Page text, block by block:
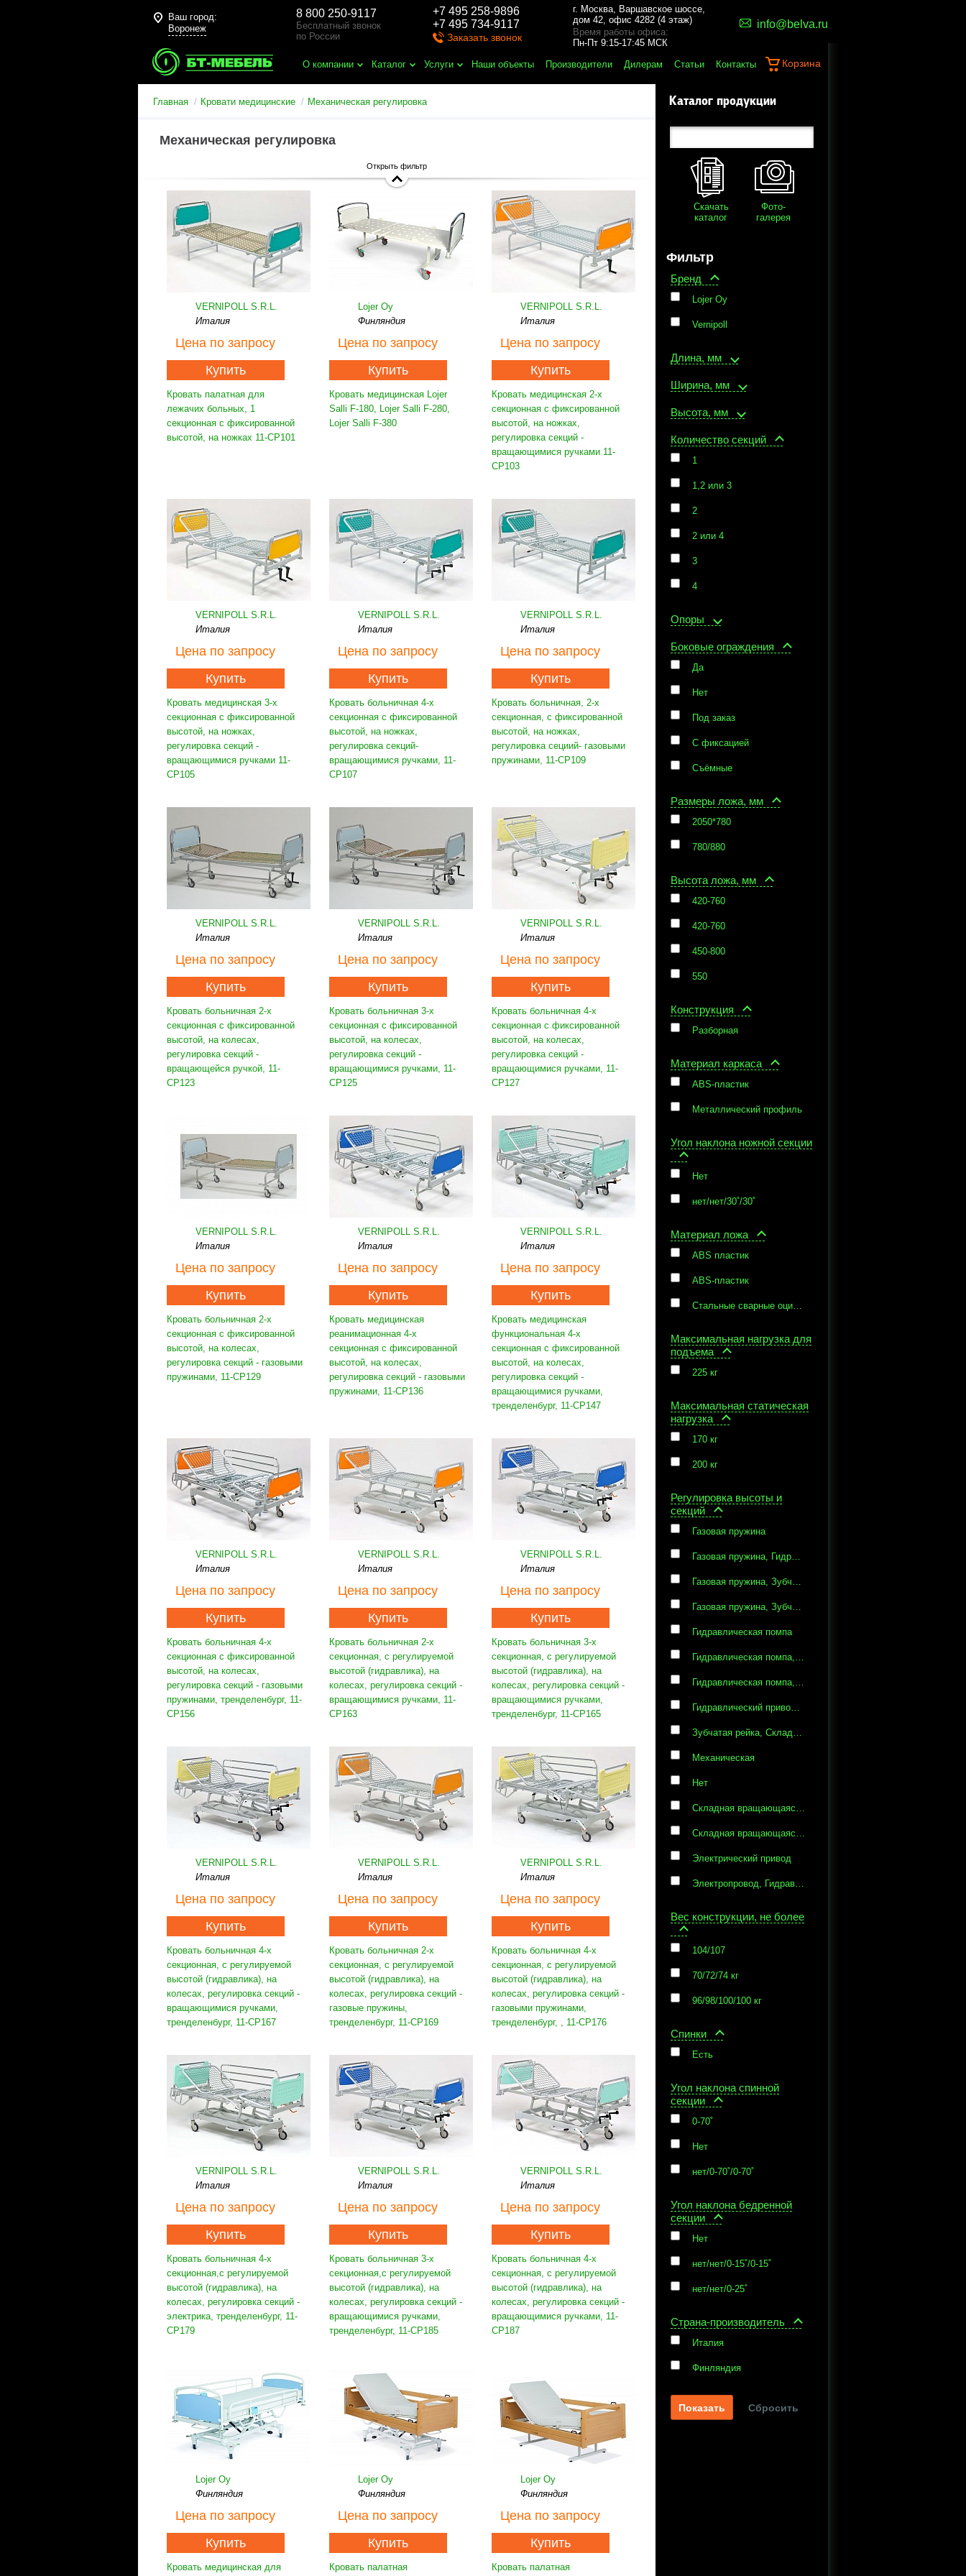
Ваш город:
Воронеж
8 800 250-9117
Бесплатный звонок
по России
+7 495 258-9896
+7 495 734-9117
Заказать звонок
г. Москва, Варшавское шоссе,
дом 42, офис 4282 (4 этаж)
Время работы офиса:
Пн-Пт 9:15-17:45 МСК
info@belva.ru
О компании Каталог Услуги Наши объекты Производители Дилерам Статьи Контакты Корзина
Главная Кровати медицинские Механическая регулировка
Механическая регулировка
Открыть фильтр
VERNIPOLL S.R.L.
Италия
Цена по запросу
Купить
Кровать палатная для
лежачих больных, 1
секционная с фиксированной
высотой, на ножках 11-CP101
Lojer Oy
Финляндия
Цена по запросу
Купить
Кровать медицинская Lojer
Salli F-180, Lojer Salli F-280,
Lojer Salli F-380
VERNIPOLL S.R.L.
Италия
Цена по запросу
Купить
Кровать медицинская 2-х
секционная с фиксированной
высотой, на ножках,
регулировка секций -
вращающимися ручками 11-
CP103
VERNIPOLL S.R.L.
Италия
Цена по запросу
Купить
Кровать медицинская 3-х
секционная с фиксированной
высотой, на ножках,
регулировка секций -
вращающимися ручками 11-
CP105
VERNIPOLL S.R.L.
Италия
Цена по запросу
Купить
Кровать больничная 4-х
секционная с фиксированной
высотой, на ножках,
регулировка секций-
вращающимися ручками, 11-
CP107
VERNIPOLL S.R.L.
Италия
Цена по запросу
Купить
Кровать больничная, 2-х
секционная, с фиксированной
высотой, на ножках,
регулировка сециий- газовыми
пружинами, 11-CP109
VERNIPOLL S.R.L.
Италия
Цена по запросу
Купить
Кровать больничная 2-х
секционная с фиксированной
высотой, на колесах,
регулировка секций -
вращающейся ручкой, 11-
CP123
VERNIPOLL S.R.L.
Италия
Цена по запросу
Купить
Кровать больничная 3-х
секционная с фиксированной
высотой, на колесах,
регулировка секций -
вращающимися ручками, 11-
CP125
VERNIPOLL S.R.L.
Италия
Цена по запросу
Купить
Кровать больничная 4-х
секционная с фиксированной
высотой, на колесах,
регулировка секций -
вращающимися ручками, 11-
CP127
VERNIPOLL S.R.L.
Италия
Цена по запросу
Купить
Кровать больничная 2-х
секционная с фиксированной
высотой, на колесах,
регулировка секций - газовыми
пружинами, 11-CP129
VERNIPOLL S.R.L.
Италия
Цена по запросу
Купить
Кровать медицинская
реанимационная 4-х
секционная с фиксированной
высотой, на колесах,
регулировка секций - газовыми
пружинами, 11-CP136
VERNIPOLL S.R.L.
Италия
Цена по запросу
Купить
Кровать медицинская
функциональная 4-х
секционная с фиксированной
высотой, на колесах,
регулировка секций -
вращающимися ручками,
тренделенбург, 11-CP147
VERNIPOLL S.R.L.
Италия
Цена по запросу
Купить
Кровать больничная 4-х
секционная с фиксированной
высотой, на колесах,
регулировка секций - газовыми
пружинами, тренделенбург, 11-
CP156
VERNIPOLL S.R.L.
Италия
Цена по запросу
Купить
Кровать больничная 2-х
секционная, с регулируемой
высотой (гидравлика), на
колесах, регулировка секций -
вращающимися ручками, 11-
CP163
VERNIPOLL S.R.L.
Италия
Цена по запросу
Купить
Кровать больничная 3-х
секционная, с регулируемой
высотой (гидравлика), на
колесах, регулировка секций -
вращающимися ручками,
тренделенбург, 11-CP165
VERNIPOLL S.R.L.
Италия
Цена по запросу
Купить
Кровать больничная 4-х
секционная, с регулируемой
высотой (гидравлика), на
колесах, регулировка секций -
вращающимися ручками,
тренделенбург, 11-CP167
VERNIPOLL S.R.L.
Италия
Цена по запросу
Купить
Кровать больничная 2-х
секционная, с регулируемой
высотой (гидравлика), на
колесах, регулировка секций -
газовые пружины,
тренделенбург, 11-CP169
VERNIPOLL S.R.L.
Италия
Цена по запросу
Купить
Кровать больничная 4-х
секционная, с регулируемой
высотой (гидравлика), на
колесах, регулировка секций -
газовыми пружинами,
тренделенбург, , 11-CP176
VERNIPOLL S.R.L.
Италия
Цена по запросу
Купить
Кровать больничная 4-х
секционная,с регулируемой
высотой (гидравлика), на
колесах, регулировка секций -
электрика, тренделенбург, 11-
CP179
VERNIPOLL S.R.L.
Италия
Цена по запросу
Купить
Кровать больничная 3-х
секционная,с регулируемой
высотой (гидравлика), на
колесах, регулировка секций -
вращающимися ручками,
тренделенбург, 11-CP185
VERNIPOLL S.R.L.
Италия
Цена по запросу
Купить
Кровать больничная 4-х
секционная, с регулируемой
высотой (гидравлика), на
колесах, регулировка секций -
вращающимися ручками, 11-
CP187
Lojer Oy
Финляндия
Цена по запросу
Купить
Кровать медицинская для
Lojer Oy
Финляндия
Цена по запросу
Купить
Кровать палатная
Lojer Oy
Финляндия
Цена по запросу
Купить
Кровать палатная
Каталог продукции
Скачать
каталог
Фото-
галерея
Фильтр
Бренд
Lojer Oy
Vernipoll
Длина, мм
Ширина, мм
Высота, мм
Количество секций
1
1,2 или 3
2
2 или 4
3
4
Опоры
Боковые ограждения
Да
Нет
Под заказ
С фиксацией
Съёмные
Размеры ложа, мм
2050*780
780/880
Высота ложа, мм
420-760
420-760
450-800
550
Конструкция
Разборная
Материал каркаса
ABS-пластик
Металлический профиль
Угол наклона ножной секции
Нет
нет/нет/30˚/30˚
Материал ложа
ABS пластик
ABS-пластик
Стальные сварные оцинкованные прутья
Максимальная нагрузка для
подъема
225 кг
Максимальная статическая
нагрузка
170 кг
200 кг
Регулировка высоты и
секций
Газовая пружина
Газовая пружина, Гидравлическая помпа
Газовая пружина, Зубчатая рейка
Газовая пружина, Зубчатая рейка, Гидравлическая помпа
Гидравлическая помпа
Гидравлическая помпа, Газовые пружины
Гидравлическая помпа, Складные вращающиеся ручки
Гидравлический привод, Механическая
Зубчатая рейка, Складная вращающаяся ручка
Механическая
Нет
Складная вращающаяся ручка
Складная вращающаяся ручка, Гидравлическая помпа
Электрический привод
Электропровод, Гидравлическая помпа
Вес конструкции, не более
104/107
70/72/74 кг
96/98/100/100 кг
Спинки
Есть
Угол наклона спинной
секции
0-70˚
Нет
нет/0-70˚/0-70˚
Угол наклона бедренной
секции
Нет
нет/нет/0-15˚/0-15˚
нет/нет/0-25˚
Страна-производитель
Италия
Финляндия
Сбросить